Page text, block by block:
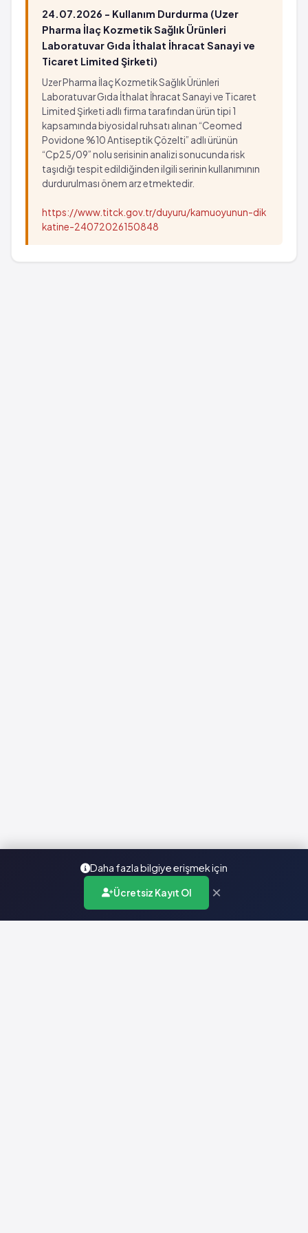
24.07.2026 - Kullanım Durdurma (Uzer
Pharma İlaç Kozmetik Sağlık Ürünleri
Laboratuvar Gıda İthalat İhracat Sanayi ve
Ticaret Limited Şirketi)
Uzer Pharma İlaç Kozmetik Sağlık Ürünleri
Laboratuvar Gıda İthalat İhracat Sanayi ve Ticaret
Limited Şirketi adlı firma tarafından ürün tipi 1
kapsamında biyosidal ruhsatı alınan “Ceomed
Povidone %10 Antiseptik Çözelti” adlı ürünün
“Cp25/09” nolu serisinin analizi sonucunda risk
taşıdığı tespit edildiğinden ilgili serinin kullanımının
durdurulması önem arz etmektedir.
https://www.titck.gov.tr/duyuru/kamuoyunun-dik
katine-24072026150848
Daha fazla bilgiye erişmek için
Ücretsiz Kayıt Ol ×